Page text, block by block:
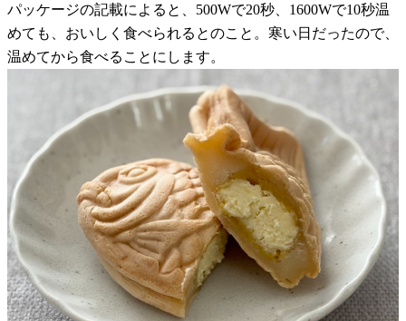
パッケージの記載によると、500Wで20秒、1600Wで10秒温
めても、おいしく食べられるとのこと。寒い日だったので、
温めてから食べることにします。